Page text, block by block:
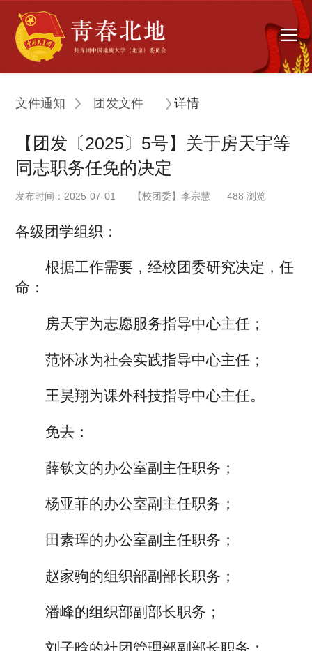
文件通知 团发文件 详情
【团发〔2025〕5号】关于房天宇等
同志职务任免的决定
发布时间：2025-07-01 【校团委】李宗慧 488 浏览
各级团学组织：
根据工作需要，经校团委研究决定，任
命：
房天宇为志愿服务指导中心主任；
范怀冰为社会实践指导中心主任；
王昊翔为课外科技指导中心主任。
免去：
薛钦文的办公室副主任职务；
杨亚菲的办公室副主任职务；
田素珲的办公室副主任职务；
赵家驹的组织部副部长职务；
潘峰的组织部副部长职务；